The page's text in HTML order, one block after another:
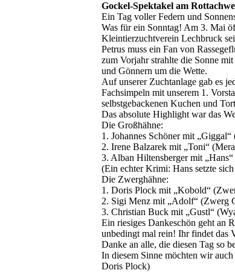
Gockel-Spektakel am
Ein Tag voller Federn und
Was für ein Sonntag! Am 3. Mai
Kleintierzuchtverein Lechbruck
Petrus muss ein Fan von
zum Vorjahr strahlte die Sonne
und Gönnern um die Wette.
Auf unserer Zuchtanlage gab es
Fachsimpeln mit unserem 1.
selbstgebackenen Kuchen und
Das absolute Highlight war das
Die Großhähne:
1. Johannes Schöner mit
2. Irene Balzarek mit „Toni“
3. Alban Hiltensberger mit
(Ein echter Krimi: Hans setzte
Die Zwerghähne:
1. Doris Plock mit „Kobold“
2. Sigi Menz mit „Adolf“ (Zwerg
3. Christian Buck mit „Gustl“
Ein riesiges Dankeschön geht an
unbedingt mal rein! Ihr findet das
Danke an alle, die diesen Tag so
In diesem Sinne möchten wir
Doris Plock)